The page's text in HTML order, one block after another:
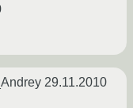
29.11.2010